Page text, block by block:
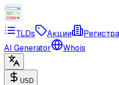
TLDs Акции
AI Generator
Whois
USD